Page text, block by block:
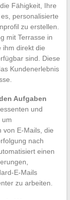
Fähigkeit, Ihre
personalisierte
zu erstellen.
mit Terrasse in
ihm direkt die
sind. Diese
Kundenerlebnis
Aufgaben
und
um
von E-Mails, die
nach
einen
E-Mails
zu arbeiten.